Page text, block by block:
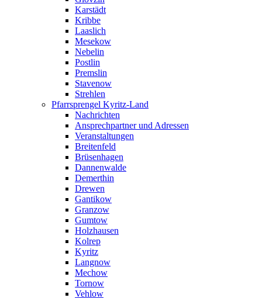
Karstädt
Kribbe
Laaslich
Mesekow
Nebelin
Postlin
Premslin
Stavenow
Strehlen
Pfarrsprengel Kyritz-Land
Nachrichten
Ansprechpartner und Adressen
Veranstaltungen
Breitenfeld
Brüsenhagen
Dannenwalde
Demerthin
Drewen
Gantikow
Granzow
Gumtow
Holzhausen
Kolrep
Kyritz
Langnow
Mechow
Tornow
Vehlow